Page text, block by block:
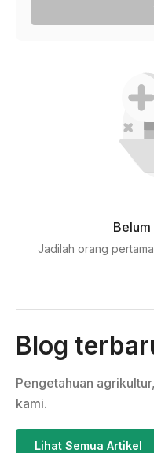
Jadilah orang
Blog
Pengetahuan
kami.
Lihat Semua Artikel